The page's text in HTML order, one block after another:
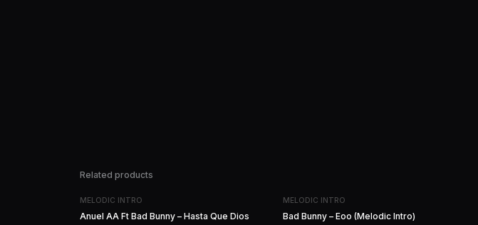
Related products
MELODIC INTRO
Anuel AA Ft Bad Bunny – Hasta Que Dios
MELODIC INTRO
Bad Bunny – Eoo (Melodic Intro)